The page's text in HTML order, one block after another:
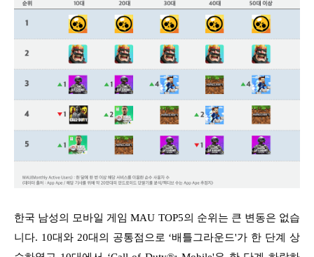
한국 남성의 모바일 게임 MAU TOP5의 순위는 큰 변동은 없습
니다. 10대와 20대의 공통점으로 ‘배틀그라운드'가 한 단계 상